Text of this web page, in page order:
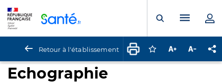
Ouvrir laMenu
Retour à l'établissement Connectez-vous
Augmenter la
Echographie